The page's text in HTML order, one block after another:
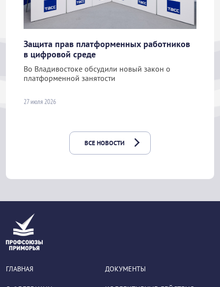
Защита прав платформенных работников
в цифровой среде
Во Владивостоке обсудили новый закон о
платформенной занятости
27 июля 2026
ВСЕ НОВОСТИ
ГЛАВНАЯ ДОКУМЕНТЫ